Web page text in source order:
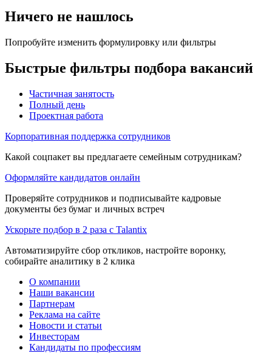
Ничего не нашлось
Попробуйте изменить формулировку или фильтры
Быстрые фильтры подбора вакансий
Частичная занятость
Полный день
Проектная работа
Корпоративная поддержка сотрудников
Какой соцпакет вы предлагаете семейным сотрудникам?
Оформляйте кандидатов онлайн
Проверяйте сотрудников и подписывайте кадровые
документы без бумаг и личных встреч
Ускорьте подбор в 2 раза с Talantix
Автоматизируйте сбор откликов, настройте воронку,
собирайте аналитику в 2 клика
О компании
Наши вакансии
Партнерам
Реклама на сайте
Новости и статьи
Инвесторам
Кандидаты по профессиям